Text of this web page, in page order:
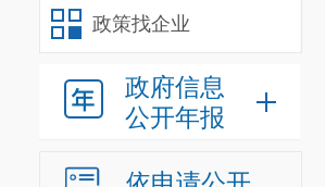
政策找企业
政府信息
公开年报